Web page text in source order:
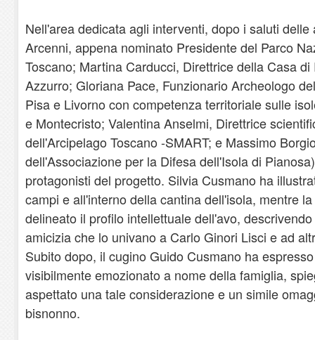
Nell'area dedicata agli interventi, dopo i saluti
Arcenni, appena nominato Presidente del Parco
Toscano; Martina Carducci, Direttrice della Casa
Azzurro; Gloriana Pace, Funzionario Archeologo
Pisa e Livorno con competenza territoriale sulle
e Montecristo; Valentina Anselmi, Direttrice
dell'Arcipelago Toscano -SMART; e Massimo
dell'Associazione per la Difesa dell'Isola di
protagonisti del progetto. Silvia Cusmano ha
campi e all'interno della cantina dell'isola, mentre
delineato il profilo intellettuale dell'avo,
amicizia che lo univano a Carlo Ginori Lisci e ad
Subito dopo, il cugino Guido Cusmano ha
visibilmente emozionato a nome della famiglia,
aspettato una tale considerazione e un simile
bisnonno.